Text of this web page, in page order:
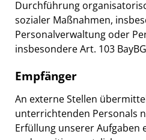
Durchführung
sozialer Maßnahmen,
Personalverwaltung oder
insbesondere Art. 103
Empfänger
An externe Stellen
unterrichtenden Personals
Erfüllung unserer